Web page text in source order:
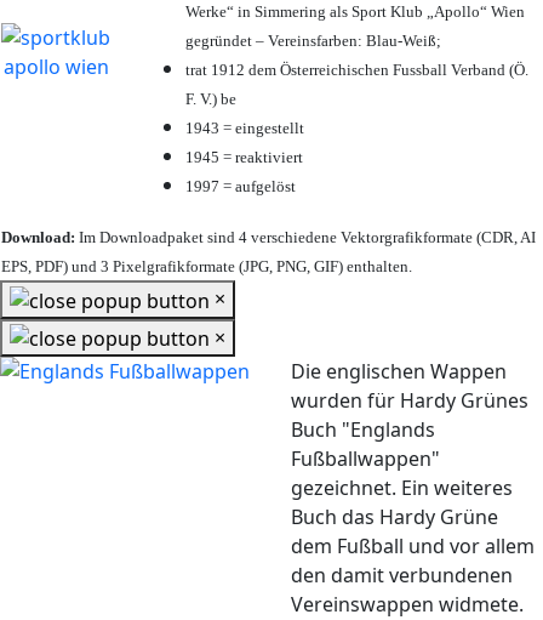
Werke“ in Simmering als Sport Klub „Apollo“ Wien
gegründet – Vereinsfarben: Blau-Weiß;
trat 1912 dem Österreichischen Fussball Verband (Ö.
F. V.) be
1943 = eingestellt
1945 = reaktiviert
1997 = aufgelöst
Download: Im Downloadpaket sind 4 verschiedene Vektorgrafikformate (CDR, AI
EPS, PDF) und 3 Pixelgrafikformate (JPG, PNG, GIF) enthalten.
×
×
Die englischen Wappen
wurden für Hardy Grünes
Buch "Englands
Fußballwappen"
gezeichnet. Ein weiteres
Buch das Hardy Grüne
dem Fußball und vor allem
den damit verbundenen
Vereinswappen widmete.